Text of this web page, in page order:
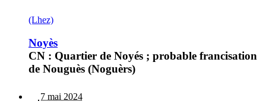
(Lhez)
Noyès
CN : Quartier de Noyés ; probable francisation
de Nouguès (Noguèrs)
7 mai 2024